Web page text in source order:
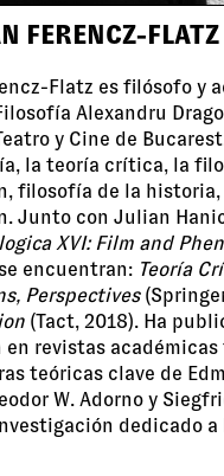
FERENCZ-FLATZ
Flatz es filósofo y
Alexandru
y Cine de
la teoría crítica, la
filosofía de la
Junto con Julian
XVI: Film and
encuentran: Teoría
Perspectives
(Tact, 2018). Ha
revistas
teóricas clave de
W. Adorno y
dedicado